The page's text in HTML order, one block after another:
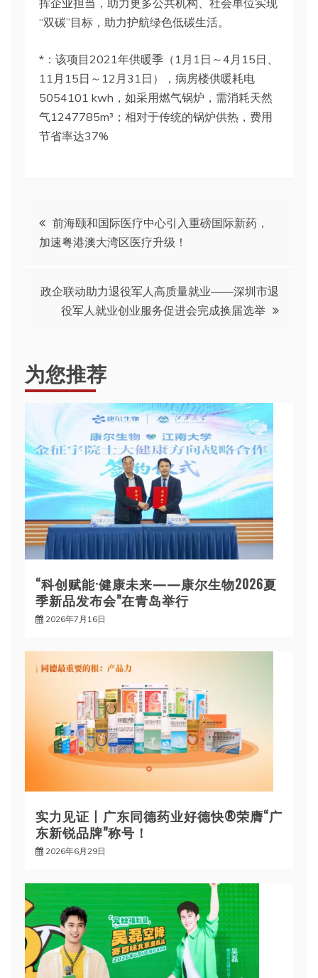
挥企业担当，助力更多公共机构、社会单位实现
“双碳”目标，助力护航绿色低碳生活。
*：该项目2021年供暖季（1月1日～4月15日、
11月15日～12月31日），病房楼供暖耗电
5054101 kwh，如采用燃气锅炉，需消耗天然
气1247785m³；相对于传统的锅炉供热，费用
节省率达37%
文
章
导
前海颐和国际医疗中心引入重磅国际新药，
加速粤港澳大湾区医疗升级！
政企联动助力退役军人高质量就业——深圳市退
役军人就业创业服务促进会完成换届选举
为您推荐
“科创赋能·健康未来——康尔生物2026夏
季新品发布会”在青岛举行
2026年7月16日
实力见证丨广东同德药业好德快®荣膺“广
东新锐品牌”称号！
2026年6月29日